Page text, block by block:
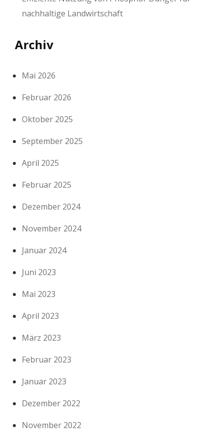
nachhaltige Landwirtschaft
Archiv
Mai 2026
Februar 2026
Oktober 2025
September 2025
April 2025
Februar 2025
Dezember 2024
November 2024
Januar 2024
Juni 2023
Mai 2023
April 2023
März 2023
Februar 2023
Januar 2023
Dezember 2022
November 2022